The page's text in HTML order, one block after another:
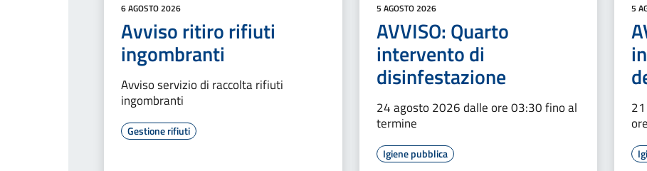
6 AGOSTO 2026
Avviso ritiro rifiuti
ingombranti
Avviso servizio di raccolta rifiuti
ingombranti
Gestione rifiuti
5 AGOSTO 2026
AVVISO: Quarto
intervento di
disinfestazione
24 agosto 2026 dalle ore 03:30 fino al
termine
Igiene pubblica
5